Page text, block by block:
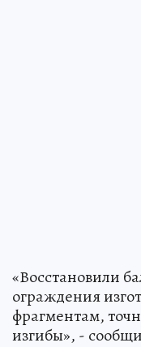
«Восстановили
ограждения
фрагментам,
изгибы», -